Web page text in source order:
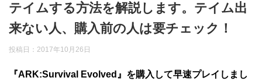
テイムする方法を解説します。テイム出
来ない人、購入前の人は要チェック！
投稿日： 2017年10月26日
『ARK:Survival Evolved』を購入して早速プレイしまし